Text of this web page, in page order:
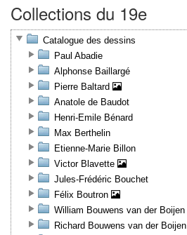
Collections du 19e
Catalogue des dessins
Paul Abadie
Alphonse Baillargé
Pierre Baltard
Anatole de Baudot
Henri-Emile Bénard
Max Berthelin
Etienne-Marie Billon
Victor Blavette
Jules-Frédéric Bouchet
Félix Boutron
William Bouwens van der Boijen
Richard Bouwens van der Boijen